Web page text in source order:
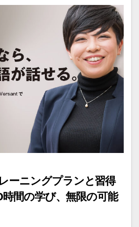
ーニングプランと習得
間の学び、無限の可能